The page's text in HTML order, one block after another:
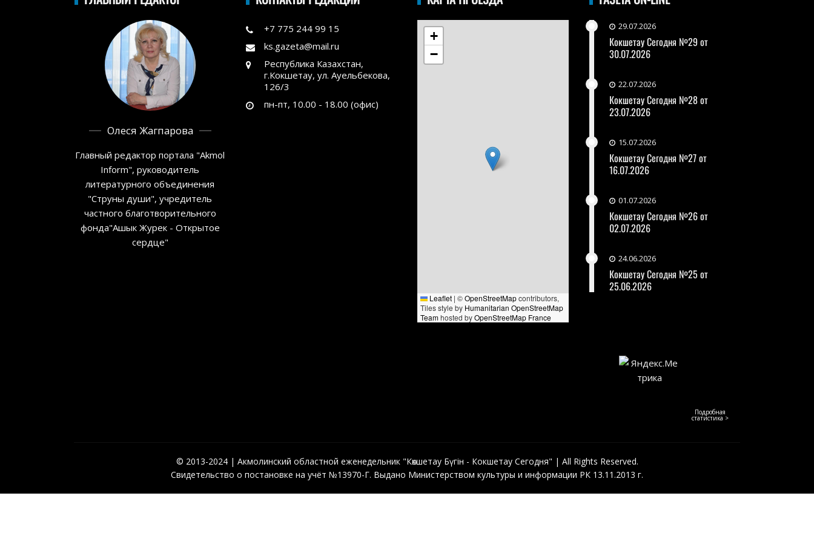
Олеся Жагпарова
Главный редактор портала "Akmol
Inform", руководитель
литературного объединения
"Струны души", учредитель
частного благотворительного
фонда"Ашык Журек - Открытое
сердце"
+7 775 244 99 15
ks.gazeta@mail.ru
Республика Казахстан,
г.Кокшетау, ул. Ауельбекова,
126/3
пн-пт, 10.00 - 18.00 (офис)
+
−
Leaflet | ©OpenStreetMapcontributors,
Tiles style by Humanitarian OpenStreetMap
Teamhosted byOpenStreetMap France
29.07.2026
Кокшетау Сегодня №29 от
30.07.2026
22.07.2026
Кокшетау Сегодня №28 от
23.07.2026
15.07.2026
Кокшетау Сегодня №27 от
16.07.2026
01.07.2026
Кокшетау Сегодня №26 от
02.07.2026
24.06.2026
Кокшетау Сегодня №25 от
25.06.2026
Подробная
статистика >
© 2013-2024 | Акмолинский областной еженедельник "Көкшетау Бүгін - Кокшетау Сегодня" | All Rights Reserved.
Свидетельство о постановке на учёт №13970-Г. Выдано Министерством культуры и информации РК 13.11.2013 г.